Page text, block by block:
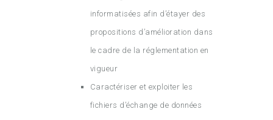
informatisées afin d’étayer des
propositions d’amélioration dans
le cadre de la réglementation en
vigueur
Caractériser et exploiter les
fichiers d’échange de données